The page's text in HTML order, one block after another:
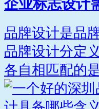
企业标志设计
品牌设计是品
品牌设计分定
各自相匹配的